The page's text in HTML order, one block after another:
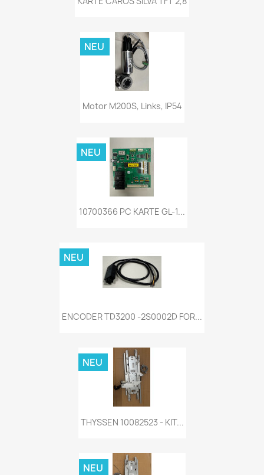
Motor M200S, Links, IP54
NEU
10700366 PC KARTE GL-1...
NEU
ENCODER TD3200 -2S0002D FOR...
NEU
THYSSEN 10082523 - KIT...
NEU
NEU